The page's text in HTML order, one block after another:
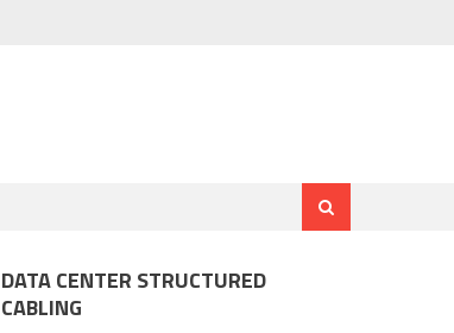
DATA CENTER STRUCTURED
CABLING